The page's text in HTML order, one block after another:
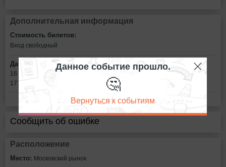
Дополнительная информация
Стоимость билетов:
Вход свободный
Дата:
16 мая в 11:00
17 мая в 11:00
Сообщить об ошибке
Расположение
Место: Московский рынок
Данное событие прошло.
🤔
Вернуться к событиям